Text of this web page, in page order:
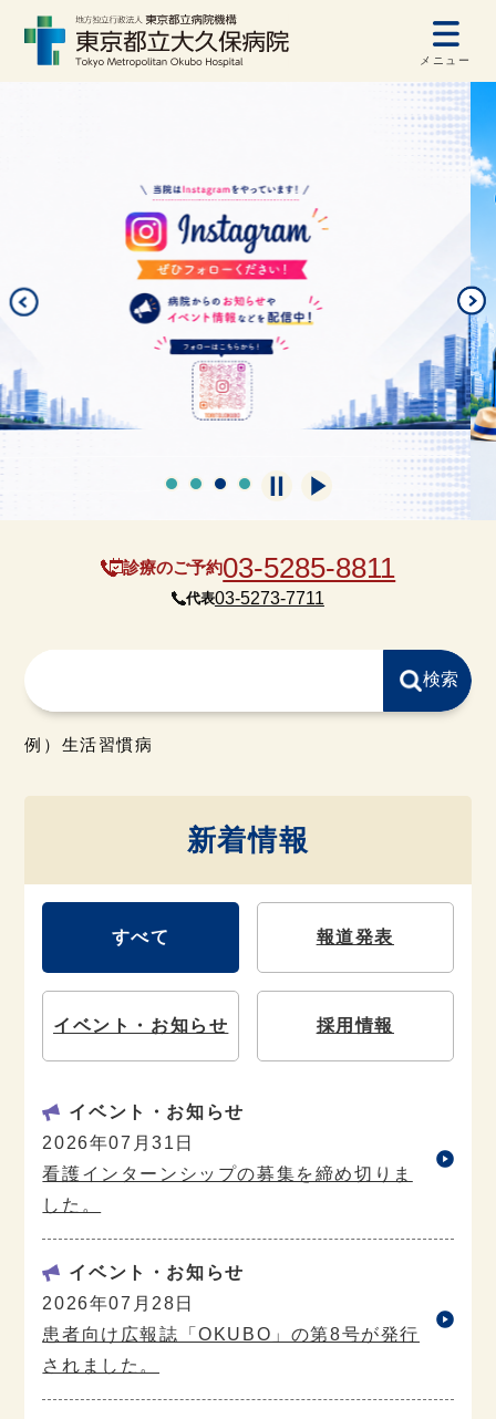
メニュー
1 2 3 4 自動再生オン
自動再生オフ
診療のご予約03-5285-8811
代表03-5273-7711
例）生活習慣病
新着情報
すべて 報道発表
イベント・ お知らせ 採用情報
イベント・お知らせ
2026年07月31日
看護インターンシップの募集を締め切りま
した。
イベント・お知らせ
2026年07月28日
患者向け広報誌「OKUBO」の第8号が発行
されました。